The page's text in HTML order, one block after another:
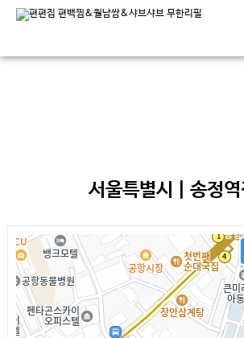
서울특별시 | 송정역